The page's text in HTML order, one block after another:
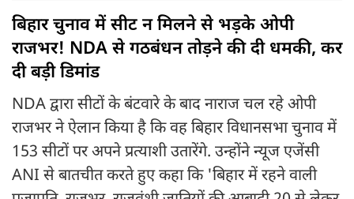
बिहार चुनाव में सीट न मिलने से भड़के ओपी
राजभर! NDA से गठबंधन तोड़ने की दी धमकी, कर
दी बड़ी डिमांड
NDA द्वारा सीटों के बंटवारे के बाद नाराज चल रहे ओपी
राजभर ने ऐलान किया है कि वह बिहार विधानसभा चुनाव में
153 सीटों पर अपने प्रत्याशी उतारेंगे. उन्होंने न्यूज एजेंसी
ANI से बातचीत करते हुए कहा कि 'बिहार में रहने वाली